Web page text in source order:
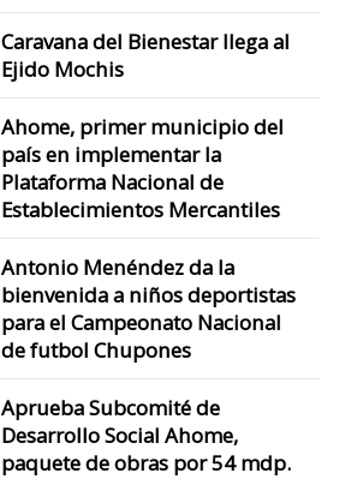
Caravana del Bienestar llega al
Ejido Mochis
Ahome, primer municipio del
país en implementar la
Plataforma Nacional de
Establecimientos Mercantiles
Antonio Menéndez da la
bienvenida a niños deportistas
para el Campeonato Nacional
de futbol Chupones
Aprueba Subcomité de
Desarrollo Social Ahome,
paquete de obras por 54 mdp.